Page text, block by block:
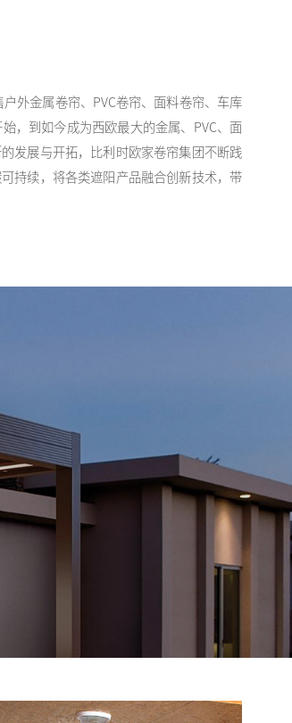
外金属卷帘、PVC卷帘、面料卷帘、车库
，到如今成为西欧最大的金属、PVC、面
发展与开拓，比利时欧家卷帘集团不断践
持续，将各类遮阳产品融合创新技术，带